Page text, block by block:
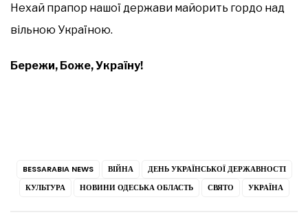
Нехай прапор нашої держави майорить гордо над
вільною Україною.
Бережи, Боже, Україну!
BESSARABIA NEWS ВІЙНА
ДЕНЬ УКРАЇНСЬКОЇ ДЕРЖАВНОСТІ
КУЛЬТУРА
НОВИНИ ОДЕСЬКА ОБЛАСТЬ СВЯТО УКРАЇНА